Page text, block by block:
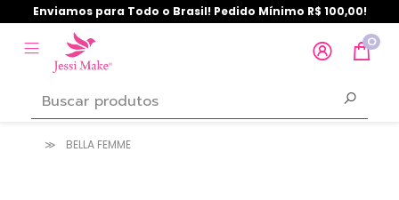
Enviamos para Todo o Brasil! Pedido Mínimo R$ 100,00!
0
BELLA FEMME